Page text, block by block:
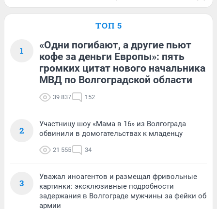
ТОП 5
1
«Одни погибают, а другие пьют
кофе за деньги Европы»: пять
громких цитат нового начальника
МВД по Волгоградской области
39 837 152
2
Участницу шоу «Мама в 16» из Волгограда
обвинили в домогательствах к младенцу
21 555 34
3
Уважал иноагентов и размещал фривольные
картинки: эксклюзивные подробности
задержания в Волгограде мужчины за фейки об
армии